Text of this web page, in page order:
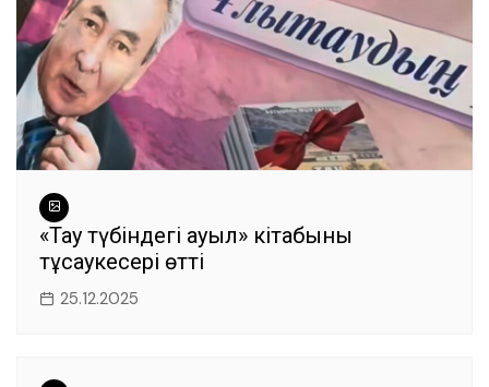
«Тау түбіндегі ауыл» кітабының
тұсаукесері өтті
25.12.2025